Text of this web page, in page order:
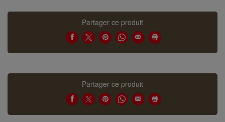
Partager ce produit
Partager ce produit